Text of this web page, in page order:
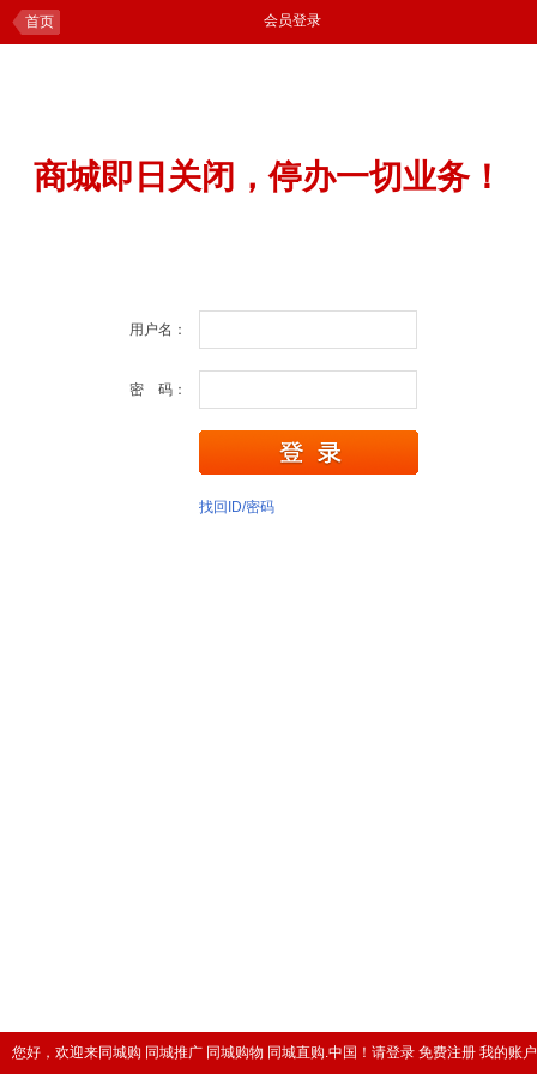
您好，欢迎来同城购 同城推广 同城购物 同城直购.中国！ 请登录 免费注册 我的账户
首页 会员登录
商城即日关闭，停办一切业务！
用户名：
密 码：
找回ID/密码